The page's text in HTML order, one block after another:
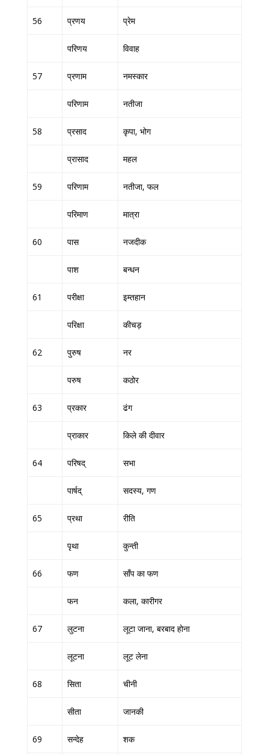
56 प्रणय प्रेम
परिणय विवाह
57 प्रणाम नमस्कार
परिणाम नतीजा
58 प्रसाद कृपा, भोग
प्रासाद महल
59 परिणाम नतीजा, फल
परिमाण मात्रा
60 पास नजदीक
पाश बन्धन
61 परीक्षा इम्तहान
परिक्षा कीचड़
62 पुरुष नर
परुष कठोर
63 प्रकार ढंग
प्राकार किले की दीवार
64 परिषद् सभा
पार्षद् सदस्य, गण
65 प्रथा रीति
पृथा कुन्ती
66 फण साँप का फण
फन कला, कारीगर
67 लुटना लूटा जाना, बरबाद होना
लूटना लूट लेना
68 सिता चीनी
सीता जानकी
69 सन्देह शक